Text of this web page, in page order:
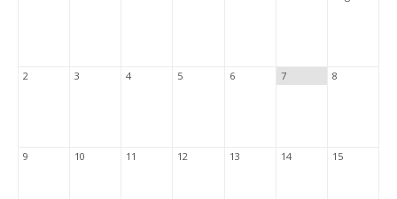
2 3 4 5 6 7 8
9 10 11 12 13 14 15